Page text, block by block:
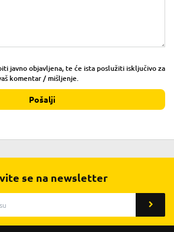
javno objavljena, te će ista poslužiti isključivo za
komentar / mišljenje.
Pošalji
se na newsletter